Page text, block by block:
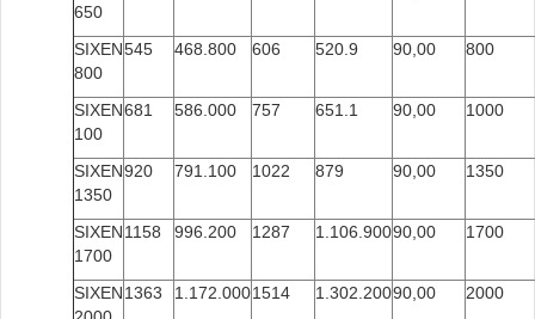
650
SIXEN
800
545 468.800 606 520.9 90,00 800
SIXEN
100
681 586.000 757 651.1 90,00 1000
SIXEN
1350
920 791.100 1022 879 90,00 1350
SIXEN
1700
1158 996.200 1287 1.106.90090,00 1700
SIXEN1363 1.172.0001514 1.302.20090,00 2000